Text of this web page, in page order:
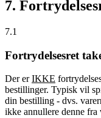
7.
7.1
Fortrydelsesret
Der erIKKE
bestillinger. Typisk vil
din bestilling - dvs.
ikke annullere denne fra